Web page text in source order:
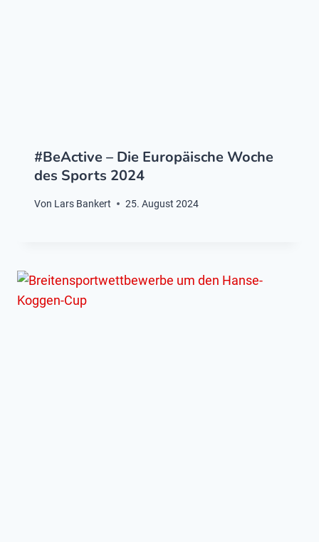
#BeActive – Die Europäische Woche
des Sports 2024
Von Lars Bankert 25. August 2024